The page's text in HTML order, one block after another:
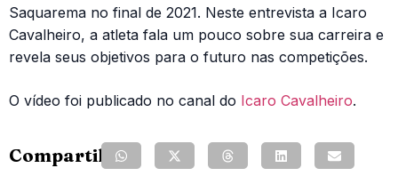
Saquarema no final de 2021. Neste entrevista a Icaro
Cavalheiro, a atleta fala um pouco sobre sua carreira e
revela seus objetivos para o futuro nas competições.
O vídeo foi publicado no canal do Icaro Cavalheiro.
Compartilhe: